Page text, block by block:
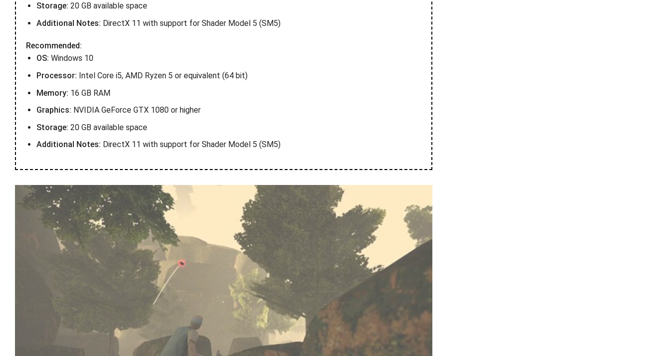
Storage: 20 GB available space
Additional Notes: DirectX 11 with support for Shader Model 5 (SM5)
Recommended:
OS: Windows 10
Processor: Intel Core i5, AMD Ryzen 5 or equivalent (64 bit)
Memory: 16 GB RAM
Graphics: NVIDIA GeForce GTX 1080 or higher
Storage: 20 GB available space
Additional Notes: DirectX 11 with support for Shader Model 5 (SM5)